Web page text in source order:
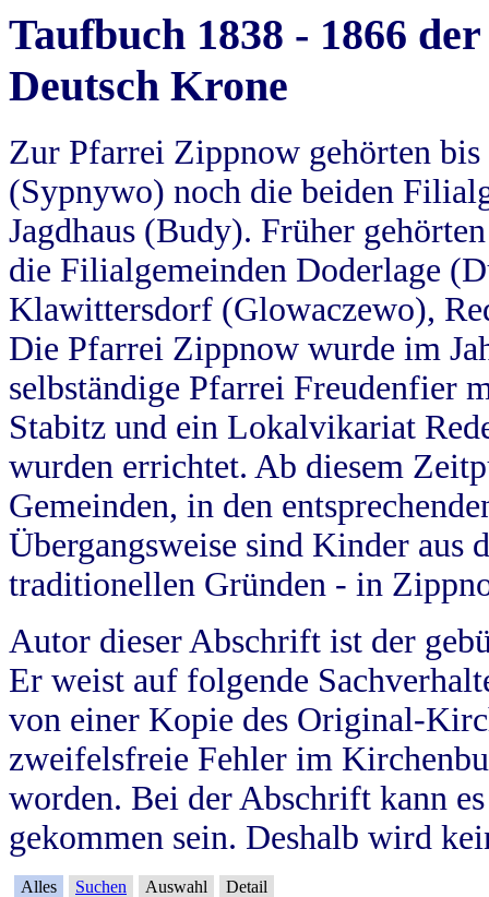
Taufbuch 1838 - 1866
Deutsch Krone
Zur Pfarrei Zippnow gehörten
(Sypnywo) noch die beiden
Jagdhaus (Budy). Früher
die Filialgemeinden Doderlage
Klawittersdorf (Glowaczewo),
Die Pfarrei Zippnow wurde im
selbständige Pfarrei Freudenfier
Stabitz und ein Lokalvikariat
wurden errichtet. Ab diesem
Gemeinden, in den
Übergangsweise sind Kinder aus
traditionellen Gründen - in
Autor dieser Abschrift ist der
Er weist auf folgende
von einer Kopie des Original-
zweifelsfreie Fehler im
worden. Bei der Abschrift kann
gekommen sein. Deshalb wird
Alles Suchen Auswahl Detail